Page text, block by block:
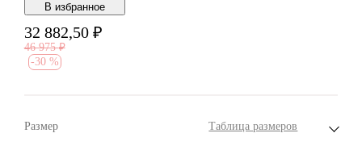
В избранноe
32 882,50 ₽
46 975 ₽
-30 %
Размер Таблица размеров